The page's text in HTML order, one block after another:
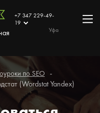
+7 347 229-49-
19
Уфа
по SEO
(Wordstat Yandex)